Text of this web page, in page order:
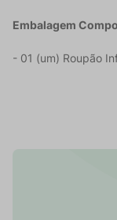
Embalagem
- 01 (um) Roupão